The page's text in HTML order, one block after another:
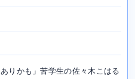
りかも」苦学生の佐々木こはる